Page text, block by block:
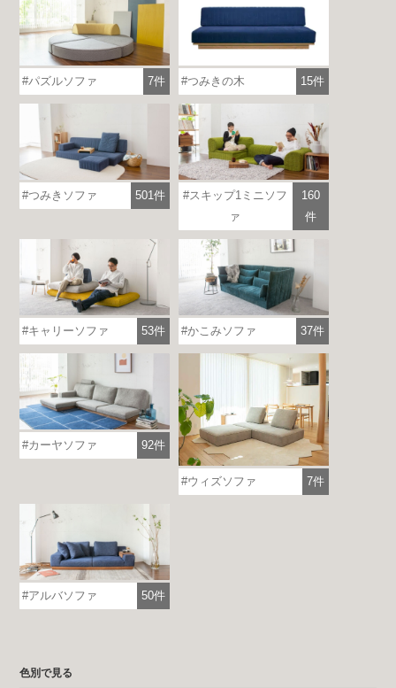
パズルソファ 7件 つみきの木 15件
つみきソファ 501件
スキップ1ミニソフ
ァ
160
件
キャリーソファ 53件 かこみソファ 37件
カーヤソファ 92件
ウィズソファ 7件
アルバソファ 50件
色別で見る